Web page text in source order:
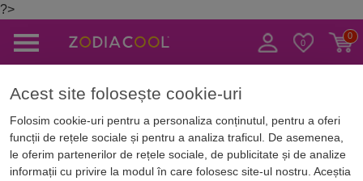
?>
Acasă Magazin Online Cadouri pe zodii Cadouri pentru EA
Cadouri pentru EA
Acest site folosește cookie-uri
Folosim cookie-uri pentru a personaliza conținutul, pentru a oferi
funcții de rețele sociale și pentru a analiza traficul. De asemenea,
le oferim partenerilor de rețele sociale, de publicitate și de analize
informații cu privire la modul în care folosesc site-ul nostru. Aceștia